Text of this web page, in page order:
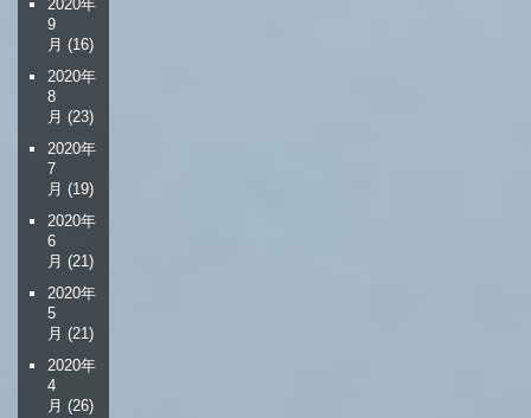
2020年
9
月 (16)
2020年
8
月 (23)
2020年
7
月 (19)
2020年
6
月 (21)
2020年
5
月 (21)
2020年
4
月 (26)